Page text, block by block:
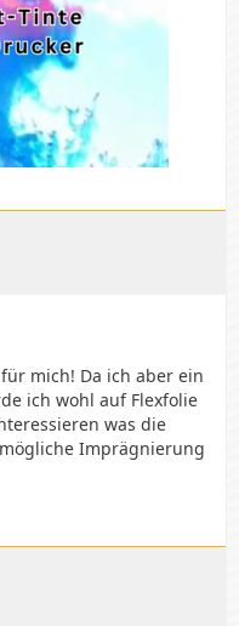
mich! Da ich aber ein
ich wohl auf Flexfolie
was die
Imprägnierung